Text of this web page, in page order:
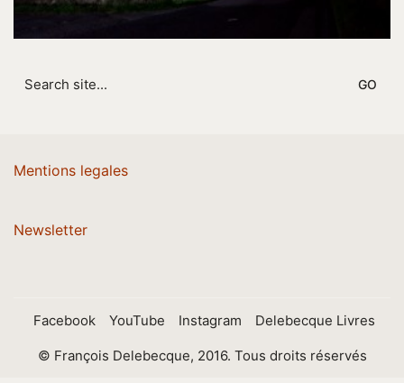
for:
Mentions legales
Newsletter
Facebook YouTube Instagram Delebecque Livres
© François Delebecque, 2016. Tous droits réservés